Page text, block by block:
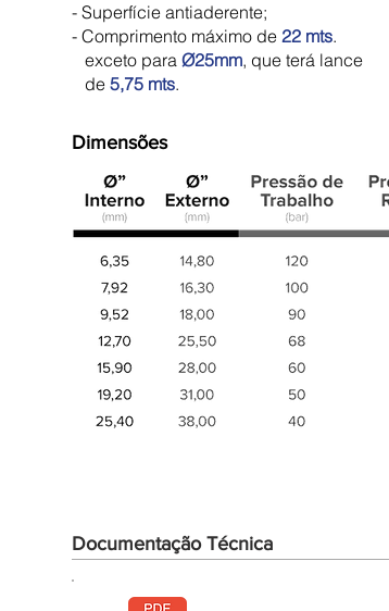
- Superfície antiaderente;
- Comprimento máximo de 22 mts.
exceto para Ø25mm, que terá lance
de 5,75 mts.
Dimensões
Documentação Técnica